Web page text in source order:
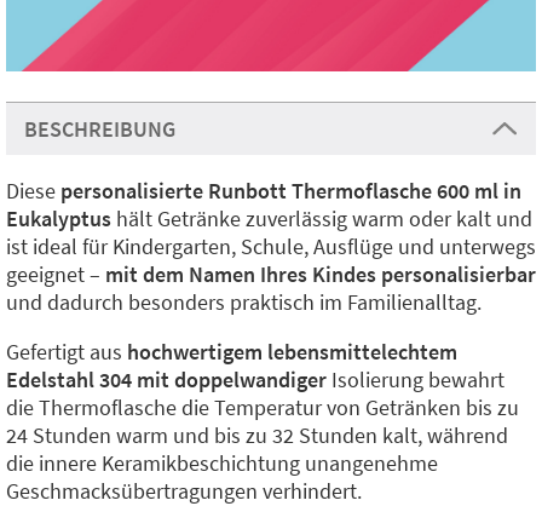
BESCHREIBUNG
Diese personalisierte Runbott Thermoflasche 600 ml in
Eukalyptus hält Getränke zuverlässig warm oder kalt und
ist ideal für Kindergarten, Schule, Ausflüge und unterwegs
geeignet – mit dem Namen Ihres Kindes personalisierbar
und dadurch besonders praktisch im Familienalltag.
Gefertigt aus hochwertigem lebensmittelechtem
Edelstahl 304 mit doppelwandiger Isolierung bewahrt
die Thermoflasche die Temperatur von Getränken bis zu
24 Stunden warm und bis zu 32 Stunden kalt, während
die innere Keramikbeschichtung unangenehme
Geschmacksübertragungen verhindert.